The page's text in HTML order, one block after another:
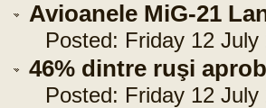
Avioanele MiG-21
Posted: Friday 12 July
46% dintre ruşi
Posted: Friday 12 July